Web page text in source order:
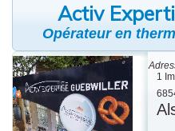
Activ
Opérateur en
1